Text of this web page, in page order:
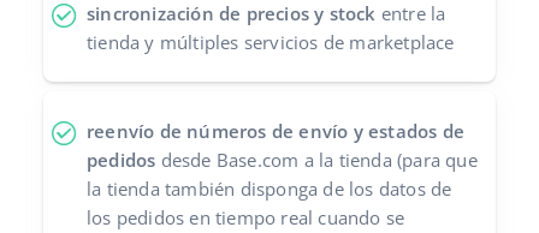
sincronización de precios y stock entre la
tienda y múltiples servicios de marketplace
reenvío de números de envío y estados de
pedidos desde Base.com a la tienda (para que
la tienda también disponga de los datos de
los pedidos en tiempo real cuando se